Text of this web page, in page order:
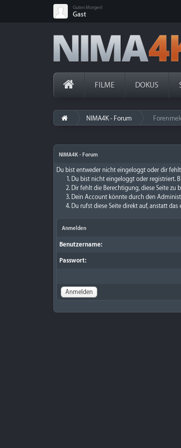
Guten Morgen!
Gast
FILME DOKUS
NIMA4K - Forum
NIMA4K - Forum
Du bist entweder nicht eingeloggt oder dir
Du bist nicht eingeloggt oder registriert.
Dir fehlt die Berechtigung, diese Seite
Dein Account könnte durch den
Du rufst diese Seite direkt auf, anstatt
Anmelden
Benutzername:
Passwort: